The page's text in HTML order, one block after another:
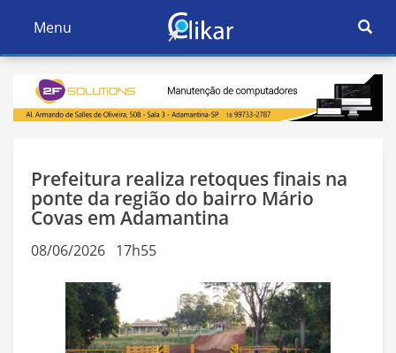
Ativar
Navegação
Menu
Ativar
Prefeitura realiza retoques finais na
ponte da região do bairro Mário
Covas em Adamantina
08/06/2026 17h55